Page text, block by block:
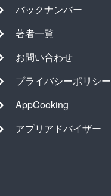
バックナンバー
著者一覧
お問い合わせ
プライバシーポリシー
AppCooking
アプリアドバイザー